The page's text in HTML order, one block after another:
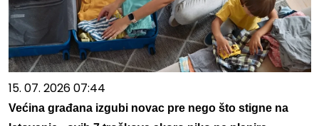
15. 07. 2026 07:44
Većina građana izgubi novac pre nego što stigne na